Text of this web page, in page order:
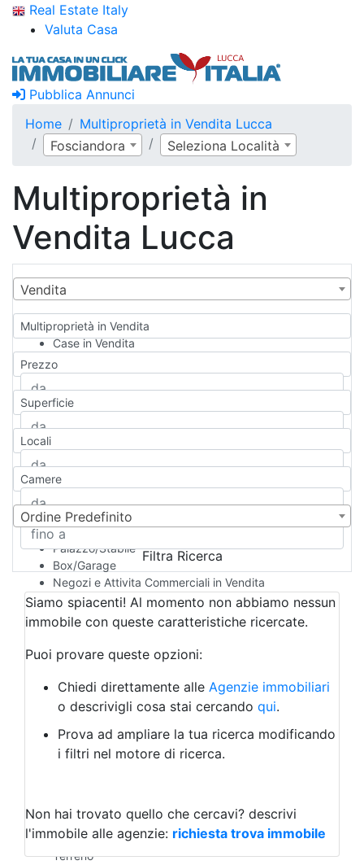
Real Estate Italy
Valuta Casa
Pubblica Annunci
Home
Multiproprietà in Vendita Lucca
Fosciandora
Seleziona Località
Multiproprietà in
Vendita Lucca
Vendita
Multiproprietà in Vendita
Case in Vendita
Qualsiasi
Appartamento
Casa indipendente
Casa Semi-indipendente
Attico/Mansarda
Rustico/Casale
Camera d'Albergo
Multiproprietà
Palazzo/Stabile
Box/Garage
Negozi e Attivita Commerciali in Vendita
Qualsiasi
Attività/Licenza Commerciale
Azienda Agricola
Bar/Ristorante
Albergo
Laboratorio Artigianale
Negozio/locale commerciale
Agriturismo
Magazzini
Qualsiasi
Terreno edificabile
Terreno
Prezzo
Superficie
Locali
Camere
Ordine Predefinito
Filtra Ricerca
Siamo spiacenti! Al momento non abbiamo nessun
immobile con queste caratteristiche ricercate.
Puoi provare queste opzioni:
Chiedi direttamente alle Agenzie immobiliari
o descrivigli cosa stai cercando qui.
Prova ad ampliare la tua ricerca modificando
i filtri nel motore di ricerca.
Non hai trovato quello che cercavi? descrivi
l'immobile alle agenzie: richiesta trova immobile